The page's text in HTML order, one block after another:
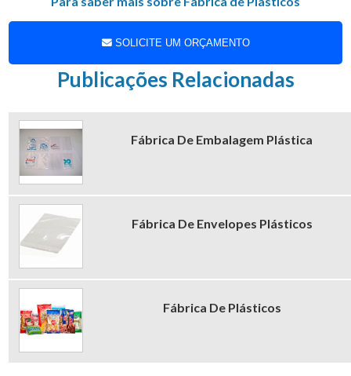
do seu cliente.
SOLICITE UM ORÇAMENTO
Publicações Relacionadas
Fábrica De Embalagem Plástica
Fábrica De Envelopes Plásticos
Fábrica De Plásticos